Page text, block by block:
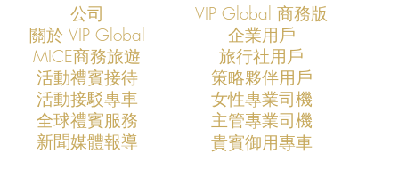
VIP Global成功支援COMPUTEX
2026全球AI產業領袖訪台專案
打造亞洲科技展會商務移動與
VIP Global成
2025全球AI
公司
VIP Global 商務版
關於 VIP Global
企業用戶
​MICE商務旅遊
旅行社用戶
​活動禮賓接待
策略夥伴用戶
活動接駁專車
​全球禮賓服務
​新聞媒體報導
​女性專業司機
​主管專業司機
​貴賓御用專車